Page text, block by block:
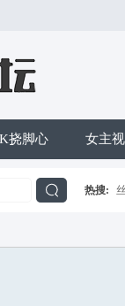
挠脚心 女主
热搜: